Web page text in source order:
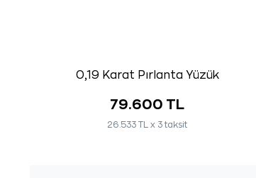
0,19 Karat Pırlanta Yüzük
79.600 TL
26.533 TL x 3 taksit